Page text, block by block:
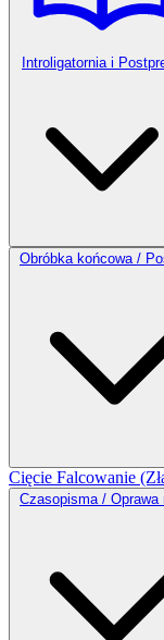
Introligatornia i
Obróbka końcowa /
Cięcie Falcowanie
Czasopisma / Oprawa